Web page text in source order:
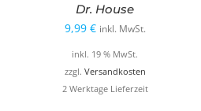
Dr. House
9,99 € inkl. MwSt.
inkl. 19 % MwSt.
zzgl. Versandkosten
2 Werktage Lieferzeit